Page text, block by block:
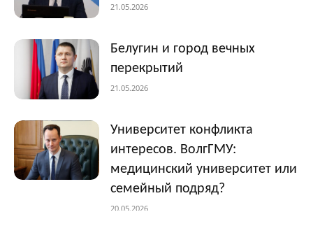
21.05.2026
Белугин и город вечных
перекрытий
21.05.2026
Университет конфликта
интересов. ВолгГМУ:
медицинский университет или
семейный подряд?
20.05.2026